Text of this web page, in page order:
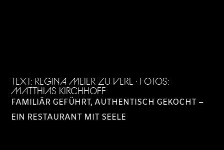
TEXT: REGINA MEIER ZU VERL · FOTOS:
MATTHIAS KIRCHHOFF
FAMILIÄR GEFÜHRT, AUTHENTISCH GEKOCHT –
EIN RESTAURANT MIT SEELE